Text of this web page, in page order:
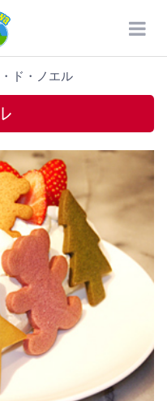
ド・ノエル